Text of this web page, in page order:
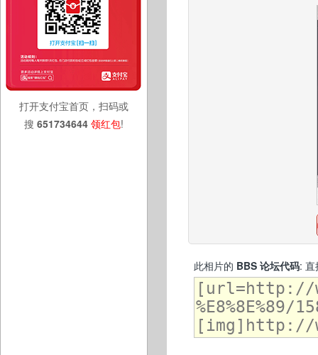
打开支付宝首页，扫码或
搜 651734644 领红包!
此相片的 BBS 论坛代码: 直